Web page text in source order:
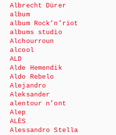
Albrecht Dürer
album
album Rock’n’riot
albums studio
Alchourroun
alcool
ALD
Alde Hemendik
Aldo Rebelo
Alejandro
Aleksander
alentour n’ont
Alep
ALÈS
Alessandro Stella